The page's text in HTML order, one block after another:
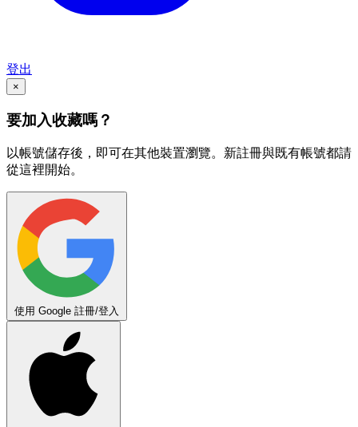
登出
×
要加入收藏嗎？
以帳號儲存後，即可在其他裝置瀏覽。新註冊與既有帳號都請
從這裡開始。
使用 Google 註冊/登入